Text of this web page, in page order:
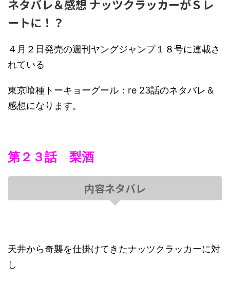
ネタバレ＆感想 ナッツクラッカーがＳレ
ートに！？
４月２日発売の週刊ヤングジャンプ１８号に連載さ
れている
東京喰種トーキョーグール：re 23話のネタバレ＆
感想になります。
第２３話 梨酒
内容ネタバレ
天井から奇襲を仕掛けてきたナッツクラッカーに対
し